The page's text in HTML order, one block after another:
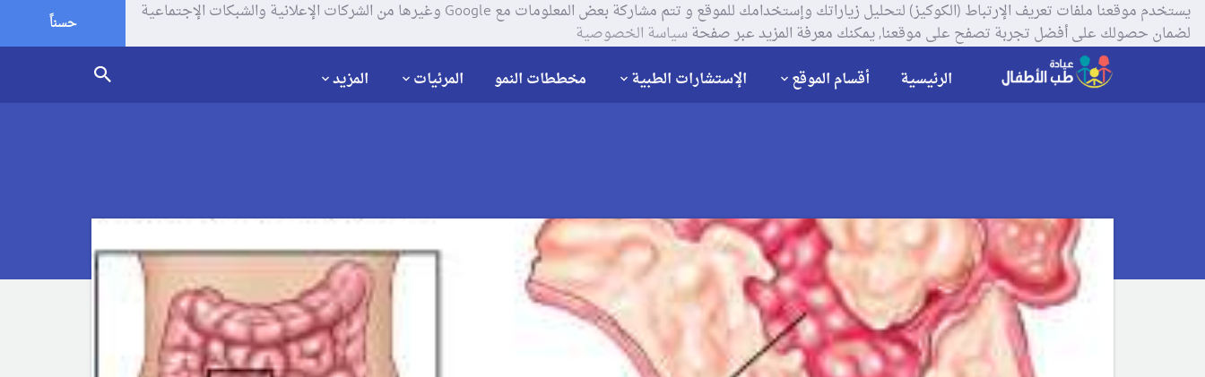
يستخدم موقعنا ملفات تعريف الإرتباط (الكوكيز) لتحليل زياراتك وإستخدامك للموقع و تتم مشاركة بعض المعلومات مع Google وغيرها من الشركات الإعلانية والشبكات الإجتماعية
لضمان حصولك على أفضل تجربة تصفح على موقعنا, يمكنك معرفة المزيد عبر صفحةسياسة الخصوصية حسناً
الرئيسية أقسام الموقع الإستشارات الطبية مخططات النمو المرئيات المزيد